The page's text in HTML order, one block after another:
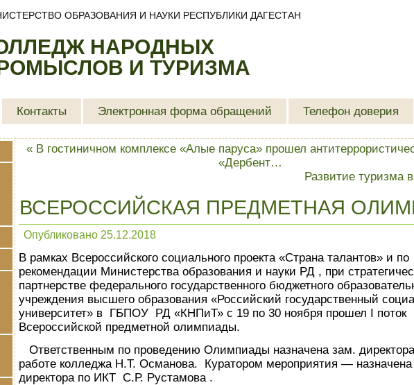
НАРОДНЫХ
И ТУРИЗМА
ОБРАЗОВАНИЯ И НАУКИ РЕСПУБЛИКИ ДАГЕСТАН
Контакты Электронная форма обращений Телефон доверия
« В гостиничном комплексе «Алые паруса» прошел
«Дербент…
Развитие туризма
ВСЕРОССИЙСКАЯ ПРЕДМЕТНАЯ
Опубликовано 25.12.2018
В рамках Всероссийского социального проекта «Страна талантов» и по
рекомендации Министерства образования и науки РД , при
партнерстве федерального государственного бюджетного
учреждения высшего образования «Российский государственный
университет» в ГБПОУ РД «КНПиТ» с 19 по 30 ноября прошел I поток
Всероссийской предметной олимпиады.
Ответственным по проведению Олимпиады назначена зам.
работе колледжа Н.Т. Османова. Куратором мероприятия —
директора по ИКТ С.Р. Рустамова .